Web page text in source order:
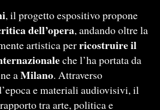
, il progetto espositivo propone
dell’opera, andando oltre la
artistica perricostruire il
che l’ha portata da
aMilano. Attraverso
e materiali audiovisivi, il
tra arte, politica e